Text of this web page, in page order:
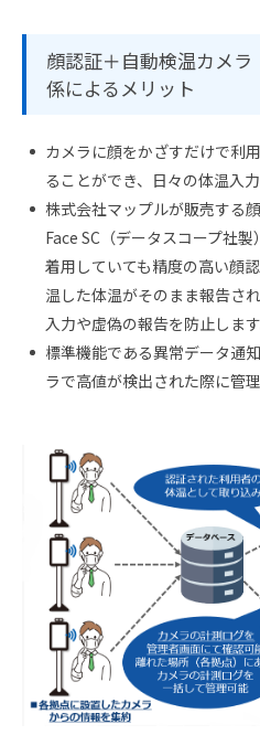
顔認証＋自動検温カメラ
係によるメリット
カメラに顔をかざすだけで利
ることができ、日々の体温入
株式会社マップルが販売する
Face SC（データスコープ社
着用していても精度の高い顔
温した体温がそのまま報告さ
入力や虚偽の報告を防止します
標準機能である異常データ通
ラで高値が検出された際に管